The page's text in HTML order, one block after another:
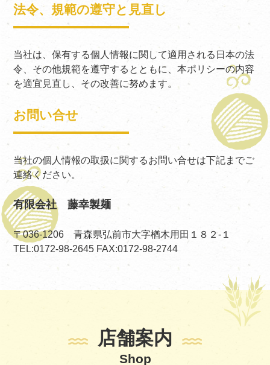
法令、規範の遵守と見直し
当社は、保有する個人情報に関して適用される日本の法
令、その他規範を遵守するとともに、本ポリシーの内容
を適宜見直し、その改善に努めます。
お問い合せ
当社の個人情報の取扱に関するお問い合せは下記までご
連絡ください。
有限会社 藤幸製麺
〒036-1206 青森県弘前市大字楢木用田１８２-１
TEL:0172-98-2645 FAX:0172-98-2744
店舗案内
Shop